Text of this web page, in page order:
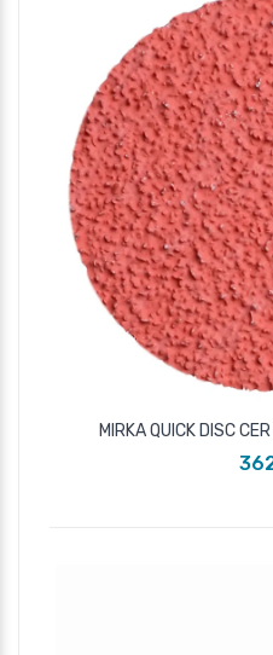
MIRKA QUICK DISC